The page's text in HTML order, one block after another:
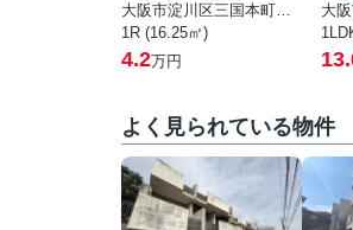
大阪市淀川区三国本町２丁目
1R (16.25㎡)
4.2万円
よく見られている物件